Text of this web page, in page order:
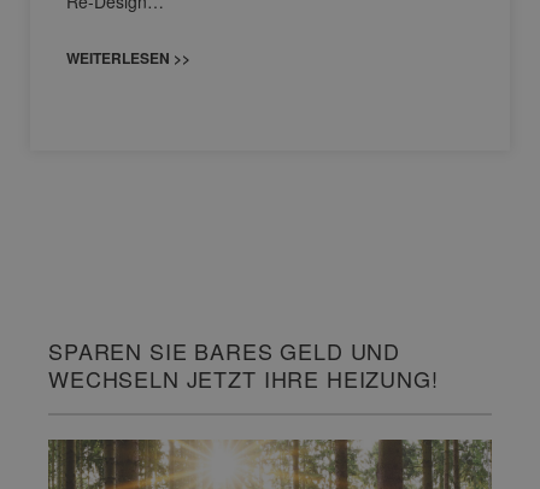
WEITERLESEN >>
SPAREN SIE BARES GELD UND
WECHSELN JETZT IHRE HEIZUNG!